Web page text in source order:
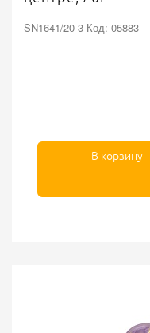
SN1641/20-3 Код: 05883
В корзину